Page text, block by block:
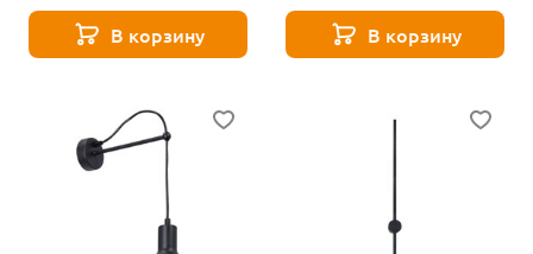
В корзину В корзину